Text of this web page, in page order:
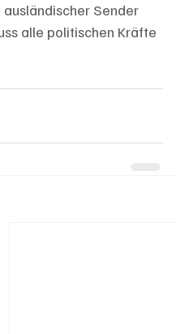
Sender
alle politischen Kräfte